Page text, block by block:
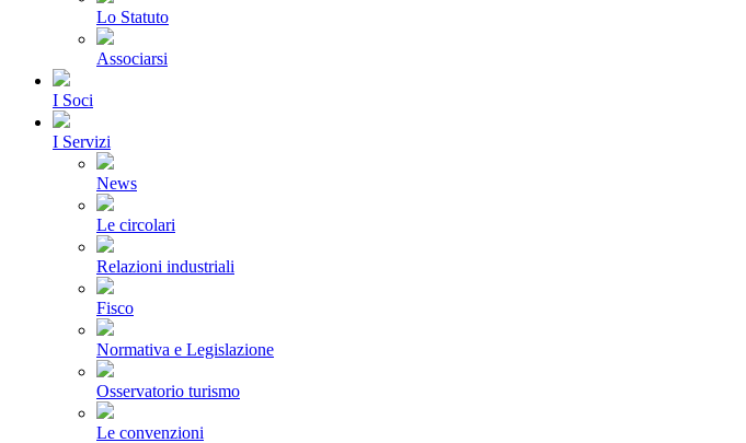
Lo Statuto
Associarsi
I Soci
I Servizi
News
Le circolari
Relazioni industriali
Fisco
Normativa e Legislazione
Osservatorio turismo
Le convenzioni